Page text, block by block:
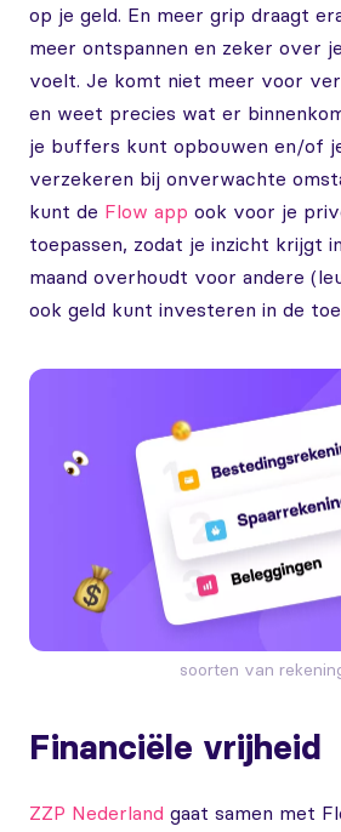
op je geld. En meer grip draagt
meer ontspannen en zeker over
voelt. Je komt niet meer voor
en weet precies wat er
je buffers kunt opbouwen en/of
verzekeren bij onverwachte
kunt de Flow app ook voor je
toepassen, zodat je inzicht krijgt
maand overhoudt voor andere
ook geld kunt investeren in de
soorten van
Financiële vrijheid
ZZP Nederland gaat samen met